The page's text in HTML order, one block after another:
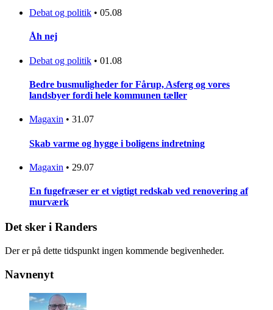
Debat og politik • 05.08
Åh nej
Debat og politik • 01.08
Bedre busmuligheder for Fårup, Asferg og vores
landsbyer fordi hele kommunen tæller
Magaxin • 31.07
Skab varme og hygge i boligens indretning
Magaxin • 29.07
En fugefræser er et vigtigt redskab ved renovering af
murværk
Det sker i Randers
Der er på dette tidspunkt ingen kommende begivenheder.
Navnenyt